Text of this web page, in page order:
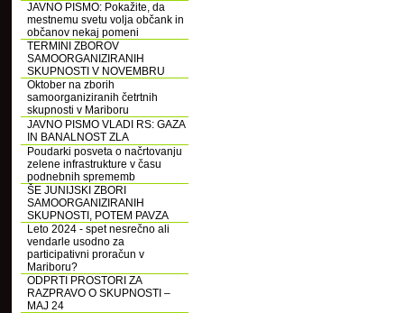
JAVNO PISMO: Pokažite, da
mestnemu svetu volja občank in
občanov nekaj pomeni
TERMINI ZBOROV
SAMOORGANIZIRANIH
SKUPNOSTI V NOVEMBRU
Oktober na zborih
samoorganiziranih četrtnih
skupnosti v Mariboru
JAVNO PISMO VLADI RS: GAZA
IN BANALNOST ZLA
Poudarki posveta o načrtovanju
zelene infrastrukture v času
podnebnih sprememb
ŠE JUNIJSKI ZBORI
SAMOORGANIZIRANIH
SKUPNOSTI, POTEM PAVZA
Leto 2024 - spet nesrečno ali
vendarle usodno za
participativni proračun v
Mariboru?
ODPRTI PROSTORI ZA
RAZPRAVO O SKUPNOSTI –
MAJ 24